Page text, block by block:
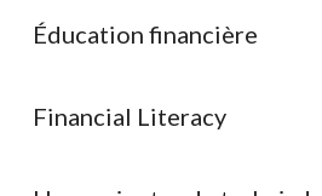
Éducation financière
Financial Literacy